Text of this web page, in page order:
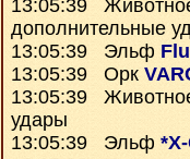
13:05:39
дополнительные
13:05:39 Эльф
13:05:39 Орк
13:05:39
удары
13:05:39 Эльф